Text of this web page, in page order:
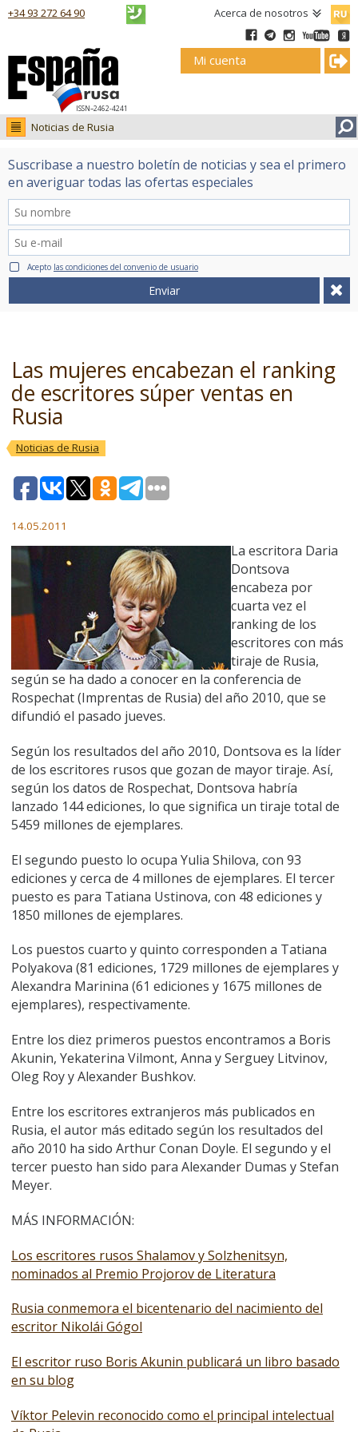
Acerca de nosotros
ISSN–2462-4241
+34 93 272 64 90
Mi cuenta
Noticias de Rusia
Noticias de Rusia
Fotos
Suscribase a nuestro boletín de noticias y sea el primero
en averiguar todas las ofertas especiales
Acepto las condiciones del convenio de usuario
Enviar
Las mujeres encabezan el ranking
de escritores súper ventas en
Rusia
Noticias de Rusia
14.05.2011
La escritora Daria
Dontsova
encabeza por
cuarta vez el
ranking de los
escritores con más
tiraje de Rusia,
según se ha dado a conocer en la conferencia de
Rospechat (Imprentas de Rusia) del año 2010, que se
difundió el pasado jueves.
Según los resultados del año 2010, Dontsova es la líder
de los escritores rusos que gozan de mayor tiraje. Así,
según los datos de Rospechat, Dontsova habría
lanzado 144 ediciones, lo que significa un tiraje total de
5459 millones de ejemplares.
El segundo puesto lo ocupa Yulia Shilova, con 93
ediciones y cerca de 4 millones de ejemplares. El tercer
puesto es para Tatiana Ustinova, con 48 ediciones y
1850 millones de ejemplares.
Los puestos cuarto y quinto corresponden a Tatiana
Polyakova (81 ediciones, 1729 millones de ejemplares y
Alexandra Marinina (61 ediciones y 1675 millones de
ejemplares), respectivamente.
Entre los diez primeros puestos encontramos a Boris
Akunin, Yekaterina Vilmont, Anna y Serguey Litvinov,
Oleg Roy y Alexander Bushkov.
Entre los escritores extranjeros más publicados en
Rusia, el autor más editado según los resultados del
año 2010 ha sido Arthur Conan Doyle. El segundo y el
tercer puesto han sido para Alexander Dumas y Stefan
Meyer.
MÁS INFORMACIÓN:
Los escritores rusos Shalamov y Solzhenitsyn,
nominados al Premio Projorov de Literatura
Rusia conmemora el bicentenario del nacimiento del
escritor Nikolái Gógol
El escritor ruso Boris Akunin publicará un libro basado
en su blog
Víktor Pelevin reconocido como el principal intelectual